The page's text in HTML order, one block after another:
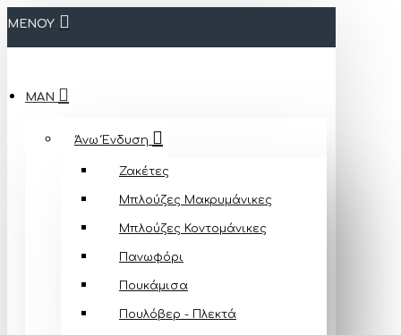
ΜΕΝΟΥ
MAN
Άνω Ένδυση
Ζακέτες
Μπλούζες Mακρυμάνικες
Μπλούζες Κοντομάνικες
Πανωφόρι
Πουκάμισα
Πουλόβερ - Πλεκτά